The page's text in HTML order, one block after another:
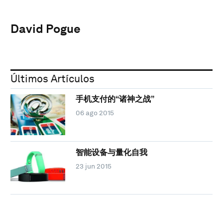
David Pogue
Últimos Artículos
手机支付的“诸神之战”
06 ago 2015
智能设备与量化自我
23 jun 2015